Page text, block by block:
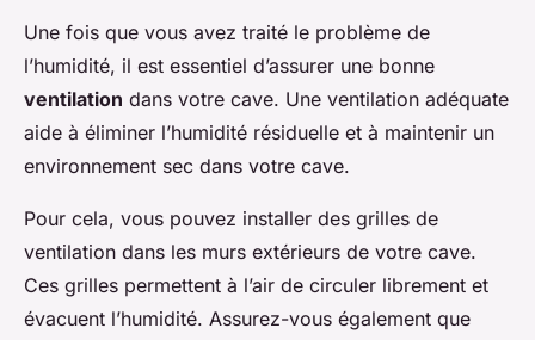
Une fois que vous avez traité le problème de
l’humidité, il est essentiel d’assurer une bonne
ventilation dans votre cave. Une ventilation adéquate
aide à éliminer l’humidité résiduelle et à maintenir un
environnement sec dans votre cave.
Pour cela, vous pouvez installer des grilles de
ventilation dans les murs extérieurs de votre cave.
Ces grilles permettent à l’air de circuler librement et
évacuent l’humidité. Assurez-vous également que